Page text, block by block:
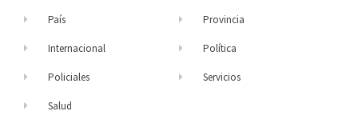
País
Internacional
Policiales
Salud
Provincia
Política
Servicios